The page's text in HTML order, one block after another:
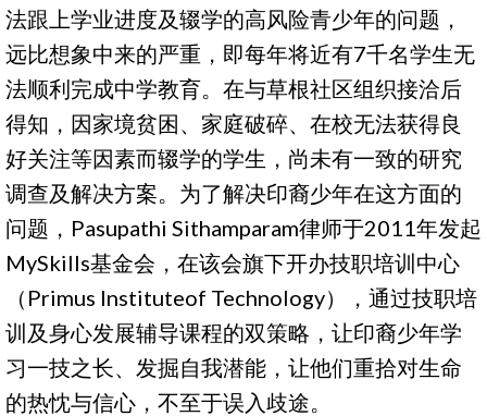
法跟上学业进度及辍学的高风险青少年的问题，
远比想象中来的严重，即每年将近有7千名学生无
法顺利完成中学教育。在与草根社区组织接洽后
得知，因家境贫困、家庭破碎、在校无法获得良
好关注等因素而辍学的学生，尚未有一致的研究
调查及解决方案。为了解决印裔少年在这方面的
问题，Pasupathi Sithamparam律师于2011年发起
MySkills基金会，在该会旗下开办技职培训中心
（Primus Instituteof Technology），通过技职培
训及身心发展辅导课程的双策略，让印裔少年学
习一技之长、发掘自我潜能，让他们重拾对生命
的热忱与信心，不至于误入歧途。